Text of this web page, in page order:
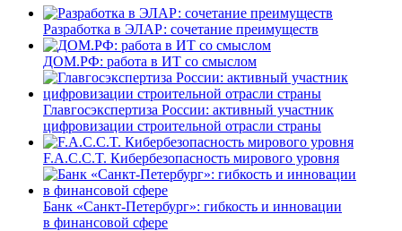
Разработка в ЭЛАР: сочетание преимуществ
ДОМ.РФ: работа в ИТ со смыслом
Главгосэкспертиза России: активный участник
цифровизации строительной отрасли страны
F.A.C.C.T. Кибербезопасность мирового уровня
Банк «Санкт-Петербург»: гибкость и инновации
в финансовой сфере